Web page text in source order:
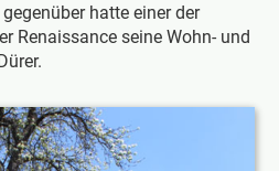
hatte einer der
Renaissance seine Wohn- und